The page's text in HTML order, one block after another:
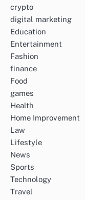
crypto
digital marketing
Education
Entertainment
Fashion
finance
Food
games
Health
Home Improvement
Law
Lifestyle
News
Sports
Technology
Travel